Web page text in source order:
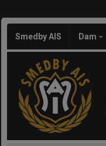
Smedby AIS Dam